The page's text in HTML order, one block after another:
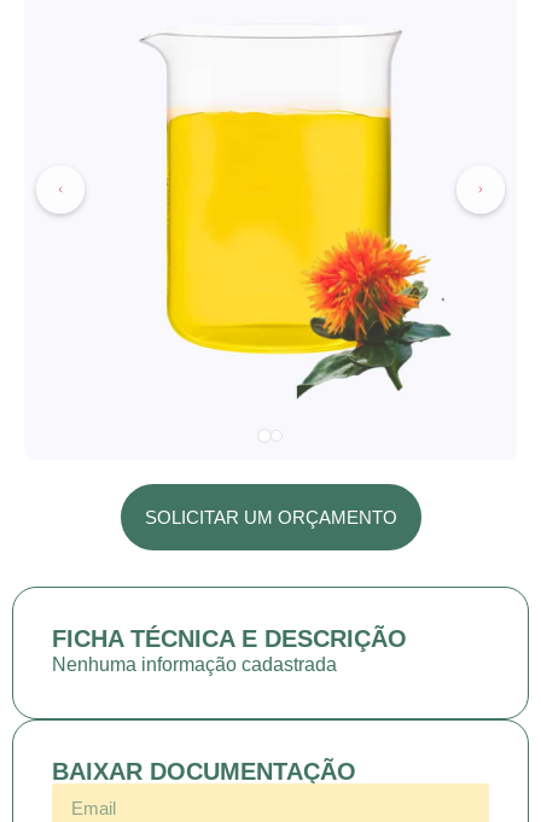
SOLICITAR UM ORÇAMENTO
FICHA TÉCNICA E DESCRIÇÃO
Nenhuma informação cadastrada
BAIXAR DOCUMENTAÇÃO